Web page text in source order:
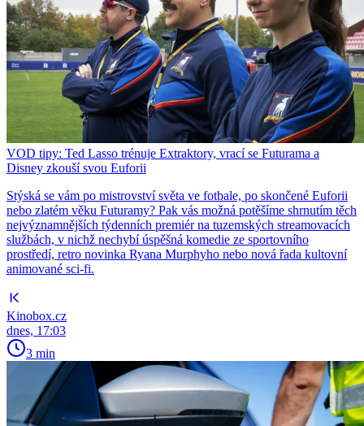
VOD tipy: Ted Lasso trénuje Extraktory, vrací se Futurama a
Disney zkouší svou Euforii
Stýská se vám po mistrovství světa ve fotbale, po skončené Euforii
nebo zlatém věku Futuramy? Pak vás možná potěšíme shrnutím těch
nejvýznamnějších týdenních premiér na tuzemských streamovacích
službách, v nichž nechybí úspěšná komedie ze sportovního
prostředí, retro novinka Ryana Murphyho nebo nová řada kultovní
animované sci-fi.
Kinobox.cz
dnes, 17:03
3 min